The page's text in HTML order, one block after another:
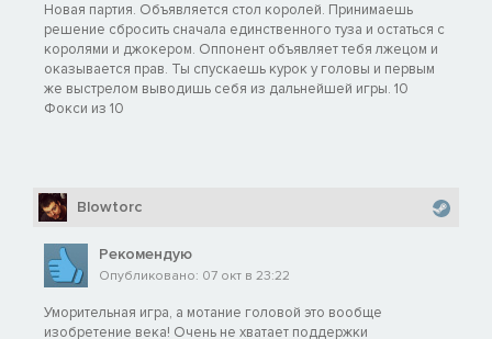
Новая партия. Объявляется стол королей. Принимаешь
решение сбросить сначала единственного туза и остаться с
королями и джокером. Оппонент объявляет тебя лжецом и
оказывается прав. Ты спускаешь курок у головы и первым
же выстрелом выводишь себя из дальнейшей игры. 10
Фокси из 10
Blowtorc
Рекомендую
Опубликовано: 07 окт в 23:22
Уморительная игра, а мотание головой это вообще
изобретение века! Очень не хватает поддержки